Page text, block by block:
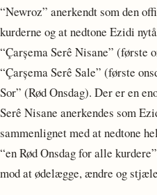
“Newroz” anerkendt som den
kurderne og at nedtone Ezidi
“Çarșema Serê Nisane” (første
“Çarșema Serê Sale” (første
Sor” (Rød Onsdag). Der er en
Serê Nisane anerkendes som
sammenlignet med at nedtone
“en Rød Onsdag for alle
mod at ødelægge, ændre og